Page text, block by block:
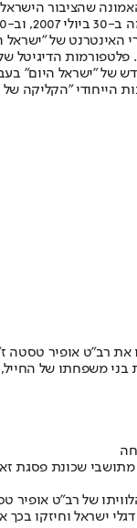
שהציבור
פלטפורמות הדיגיטל
החדש של "ישראל
הייחודי "הקליקה
את רב״ט אופיר טסטה
בני משפחתו של
שכונת פסגת
של רב״ט אופיר
ישראל וחיזקו